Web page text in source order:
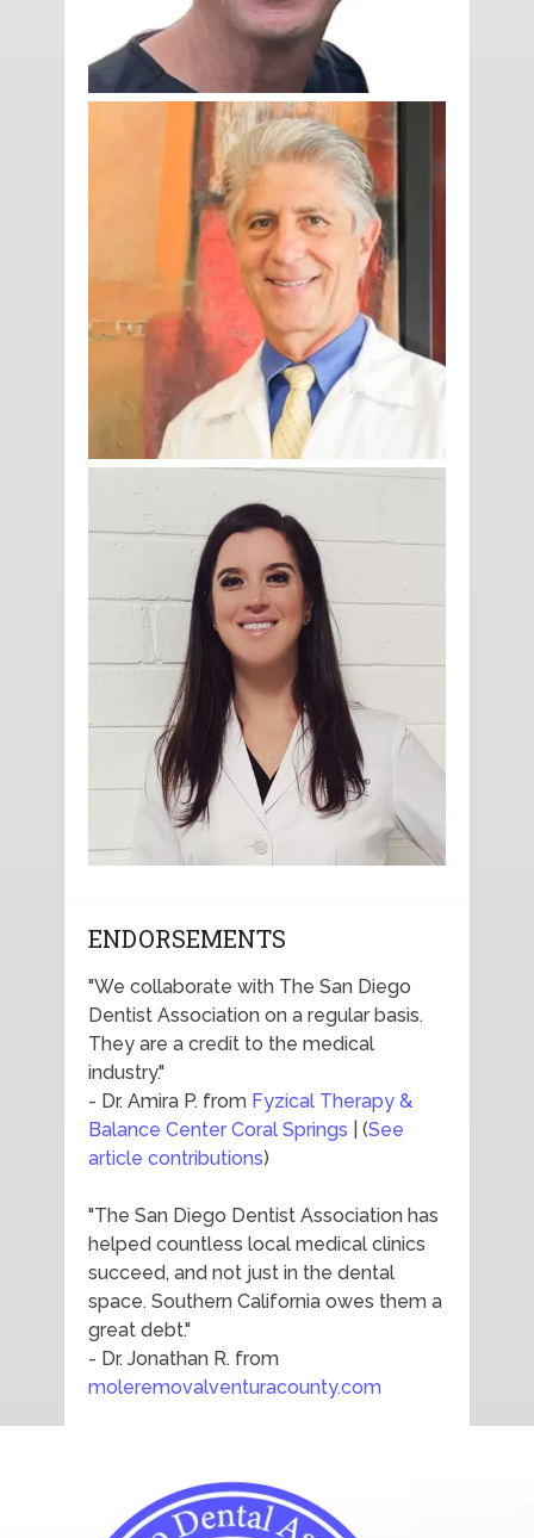
ENDORSEMENTS
"We collaborate with The San Diego
Dentist Association on a regular basis.
They are a credit to the medical
industry."
- Dr. Amira P. from Fyzical Therapy &
Balance Center Coral Springs | (See
article contributions)
"The San Diego Dentist Association has
helped countless local medical clinics
succeed, and not just in the dental
space. Southern California owes them a
great debt."
- Dr. Jonathan R. from
moleremovalventuracounty.com